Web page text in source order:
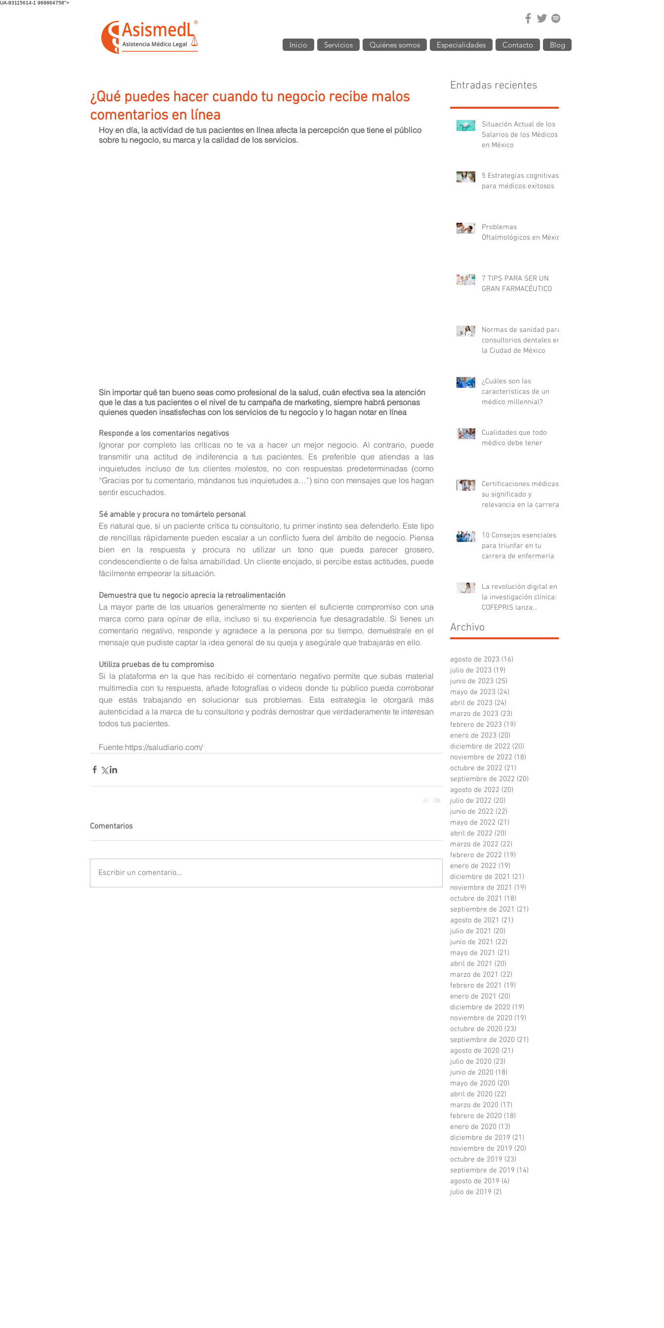
UA-93115614-1 969864758">
Inicio Servicios Quiénes somos Especialidades Contacto Blog
¿Qué puedes hacer cuando tu negocio recibe malos
comentarios en línea
Hoy en día, la actividad de tus pacientes en línea afecta la percepción que tiene el público
sobre tu negocio, su marca y la calidad de los servicios.
Sin importar qué tan bueno seas como profesional de la salud, cuán efectiva sea la atención
que le das a tus pacientes o el nivel de tu campaña de marketing, siempre habrá personas
quienes queden insatisfechas con los servicios de tu negocio y lo hagan notar en línea
Responde a los comentarios negativos
Ignorar por completo las críticas no te va a hacer un mejor negocio. Al contrario, puede
transmitir una actitud de indiferencia a tus pacientes. Es preferible que atiendas a las
inquietudes incluso de tus clientes molestos, no con respuestas predeterminadas (como
“Gracias por tu comentario, mándanos tus inquietudes a…”) sino con mensajes que los hagan
sentir escuchados.
Sé amable y procura no tomártelo personal
Es natural que, si un paciente critica tu consultorio, tu primer instinto sea defenderlo. Este tipo
de rencillas rápidamente pueden escalar a un conflicto fuera del ámbito de negocio. Piensa
bien en la respuesta y procura no utilizar un tono que pueda parecer grosero,
condescendiente o de falsa amabilidad. Un cliente enojado, si percibe estas actitudes, puede
fácilmente empeorar la situación.
Demuestra que tu negocio aprecia la retroalimentación
La mayor parte de los usuarios generalmente no sienten el suficiente compromiso con una
marca como para opinar de ella, incluso si su experiencia fue desagradable. Si tienes un
comentario negativo, responde y agradece a la persona por su tiempo, demuéstrale en el
mensaje que pudiste captar la idea general de su queja y asegúrale que trabajarás en ello.
Utiliza pruebas de tu compromiso
Si la plataforma en la que has recibido el comentario negativo permite que subas material
multimedia con tu respuesta, añade fotografías o videos donde tu público pueda corroborar
que estás trabajando en solucionar sus problemas. Esta estrategia le otorgará más
autenticidad a la marca de tu consultorio y podrás demostrar que verdaderamente te interesan
todos tus pacientes.
Fuente:https://saludiario.com/
Comentarios
Escribir un comentario...
Entradas recientes
Situación Actual de los
Salarios de los Médicos
en México
5 Estrategias cognitivas
para médicos exitosos
Problemas
Oftalmológicos en México
7 TIPS PARA SER UN
GRAN FARMACÉUTICO
Normas de sanidad para
consultorios dentales en
la Ciudad de México
¿Cuáles son las
características de un
médico millennial?
Cualidades que todo
médico debe tener
Certificaciones médicas:
su significado y
relevancia en la carrera
10 Consejos esenciales
para triunfar en tu
carrera de enfermería
La revolución digital en
la investigación clínica:
COFEPRIS lanza
Archivo
agosto de 2023 (16)
julio de 2023 (19)
junio de 2023 (25)
mayo de 2023 (24)
abril de 2023 (24)
marzo de 2023 (23)
febrero de 2023 (19)
enero de 2023 (20)
diciembre de 2022 (20)
noviembre de 2022 (18)
octubre de 2022 (21)
septiembre de 2022 (20)
agosto de 2022 (20)
julio de 2022 (20)
junio de 2022 (22)
mayo de 2022 (21)
abril de 2022 (20)
marzo de 2022 (22)
febrero de 2022 (19)
enero de 2022 (19)
diciembre de 2021 (21)
noviembre de 2021 (19)
octubre de 2021 (18)
septiembre de 2021 (21)
agosto de 2021 (21)
julio de 2021 (20)
junio de 2021 (22)
mayo de 2021 (21)
abril de 2021 (20)
marzo de 2021 (22)
febrero de 2021 (19)
enero de 2021 (20)
diciembre de 2020 (19)
noviembre de 2020 (19)
octubre de 2020 (23)
septiembre de 2020 (21)
agosto de 2020 (21)
julio de 2020 (23)
junio de 2020 (18)
mayo de 2020 (20)
abril de 2020 (22)
marzo de 2020 (17)
febrero de 2020 (18)
enero de 2020 (13)
diciembre de 2019 (21)
noviembre de 2019 (20)
octubre de 2019 (23)
septiembre de 2019 (14)
agosto de 2019 (4)
julio de 2019 (2)